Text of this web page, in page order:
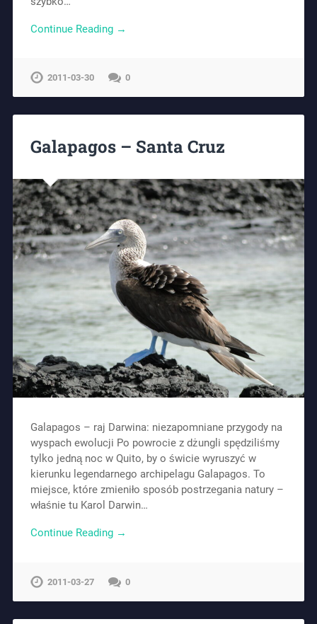
Continue Reading →
2011-03-30 0
Galapagos – Santa Cruz
Galapagos – raj Darwina: niezapomniane przygody na
wyspach ewolucji Po powrocie z dżungli spędziliśmy
tylko jedną noc w Quito, by o świcie wyruszyć w
kierunku legendarnego archipelagu Galapagos. To
miejsce, które zmieniło sposób postrzegania natury –
właśnie tu Karol Darwin…
Continue Reading →
2011-03-27 0